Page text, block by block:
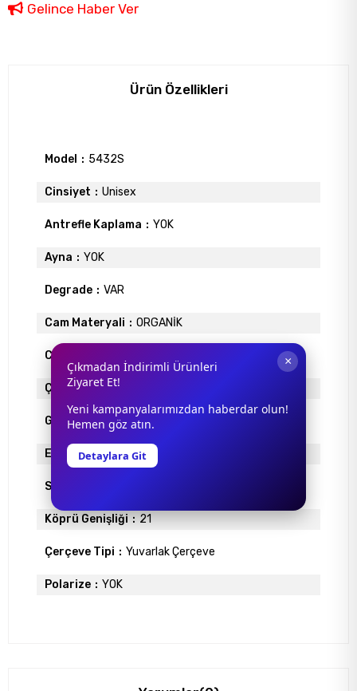
Gelince Haber Ver
Ürün Özellikleri
Model 5432S
Cinsiyet Unisex
Antrefle Kaplama YOK
Ayna YOK
Degrade VAR
Cam Materyali ORGANİK
Cam Rengi
Çerçeve Materyali
Gövde Rengi KAHVE
Ekartman 51
Sap Uzunlugu
Köprü Genişliği 21
Çerçeve Tipi Yuvarlak Çerçeve
Polarize YOK
×
Çıkmadan İndirimli Ürünleri
Ziyaret Et!
Yeni kampanyalarımızdan haberdar olun!
Hemen göz atın.
Detaylara Git